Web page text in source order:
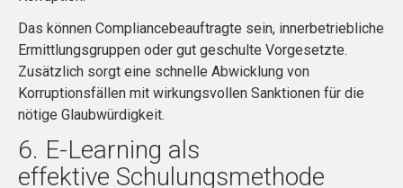
Das können Compliancebeauftragte sein, innerbetriebliche
Ermittlungsgruppen oder gut geschulte Vorgesetzte.
Zusätzlich sorgt eine schnelle Abwicklung von
Korruptionsfällen mit wirkungsvollen Sanktionen für die
nötige Glaubwürdigkeit.
6. E-Learning als
effektive Schulungsmethode